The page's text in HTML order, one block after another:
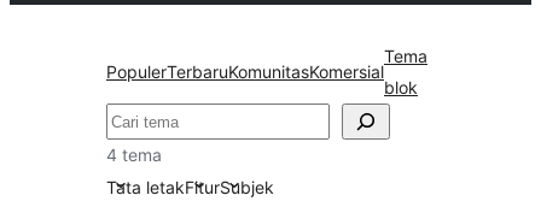
PopulerTerbaruKomunitasKomersial
Tema
blok
Cari
4 tema
Tata letakFiturSubjek